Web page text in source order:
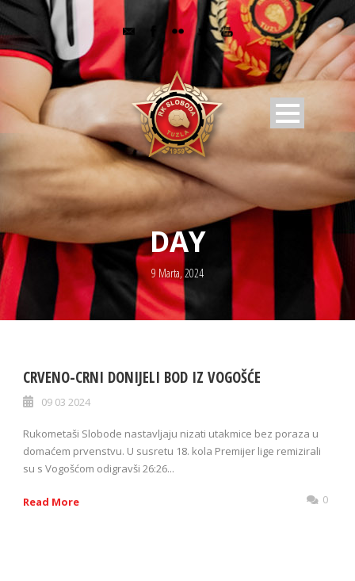
DAY
9 Marta, 2024
CRVENO-CRNI DONIJELI BOD IZ VOGOŠĆE
09 03 2024
Rukometaši Slobode nastavljaju nizati utakmice bez poraza u
domaćem prvenstvu. U susretu 18. kola Premijer lige remizirali
su s Vogošćom odigravši 26:26...
Read More 0